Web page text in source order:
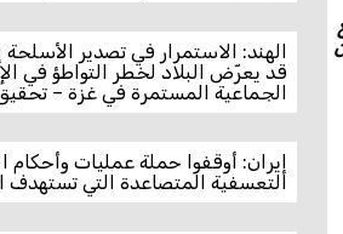
كانون
الهند: الاستمرار في تصدير الأسلحة
قد يعرّض البلاد لخطر التواطؤ في
الجماعية المستمرة في غزة –
إيران: أوقفوا حملة عمليات وأحكام
التعسفية المتصاعدة التي تستهدف